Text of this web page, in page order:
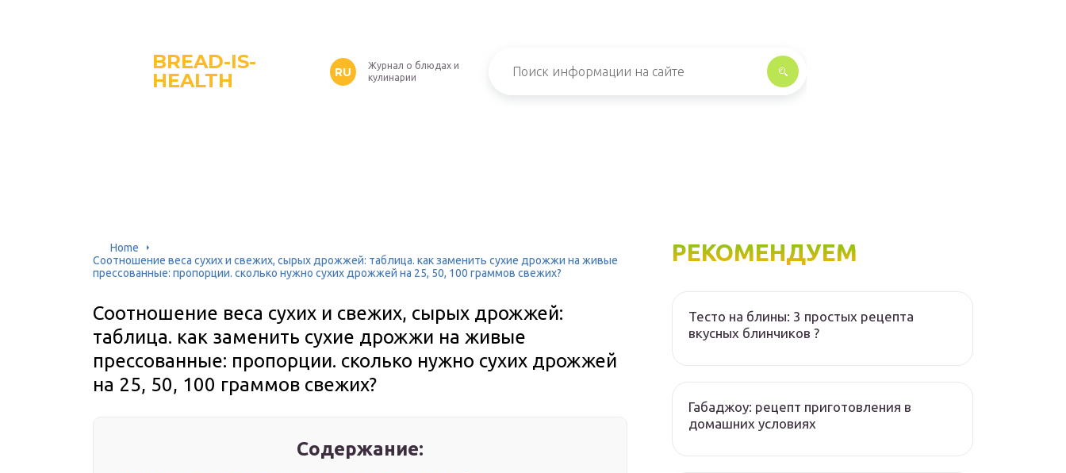
BREAD-IS-
HEALTH
RU
Журнал о блюдах и
кулинарии
Home
Соотношение веса сухих и свежих, сырых дрожжей: таблица. как заменить сухие дрожжи на живые
прессованные: пропорции. сколько нужно сухих дрожжей на 25, 50, 100 граммов свежих?
Соотношение веса сухих и свежих, сырых дрожжей:
таблица. как заменить сухие дрожжи на живые
прессованные: пропорции. сколько нужно сухих дрожжей
на 25, 50, 100 граммов свежих?
Содержание:
РЕКОМЕНДУЕМ
Тесто на блины: 3 простых рецепта
вкусных блинчиков ?
Габаджоу: рецепт приготовления в
домашних условиях